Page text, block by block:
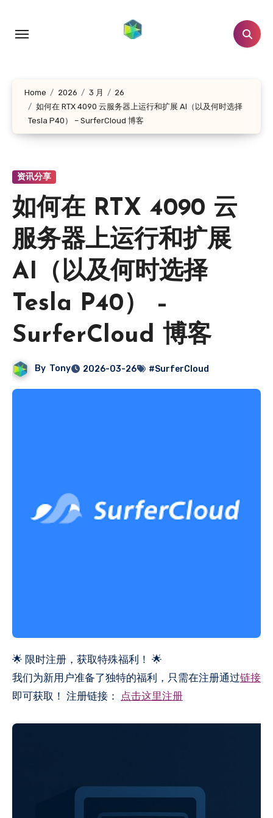
Home 2026 3 月
26
如何在 RTX 4090 云服务器上运行和扩展 AI（以及何时选择
Tesla P40） – SurferCloud 博客
资讯分享
如何在 RTX 4090 云
服务器上运行和扩展
AI（以及何时选择
Tesla P40） –
SurferCloud 博客
By Tony 2026-03-26 #SurferCloud
🌟 限时注册，获取特殊福利！ 🌟
我们为新用户准备了独特的福利，只需在注册通过链接
即可获取！ 注册链接： 点击这里注册